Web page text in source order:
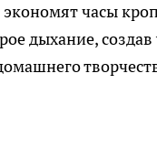
часы
дыхание,